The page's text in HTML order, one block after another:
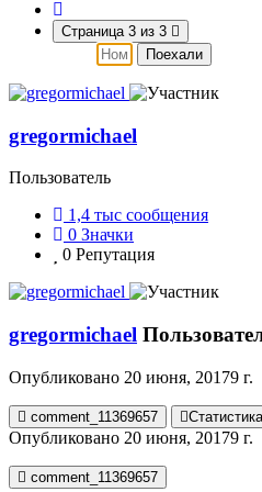
Страница 3 из 3
Поехали
gregormichael
Пользователь
1,4 тыс сообщения
0 Значки
0 Репутация
gregormichael
Опубликовано 20 июня, 20179 г.
comment_11369657
Опубликовано 20 июня, 20179 г.
comment_11369657